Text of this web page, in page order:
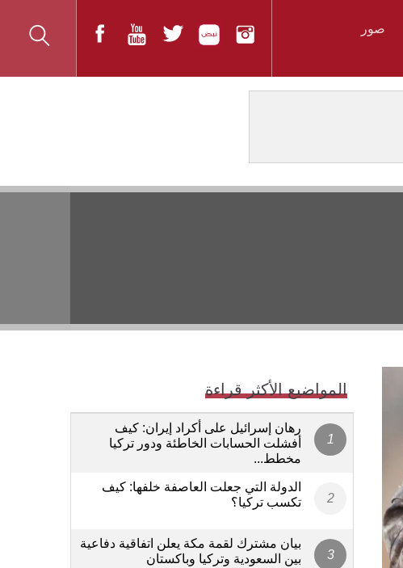
صور
المواضيع الأكثر قراءة
رهان إسرائيل على أكراد إيران: كيف
أفشلت الحسابات الخاطئة ودور تركيا
مخطط...
الدولة التي جعلت العاصفة خلفها: كيف
تكسب تركيا؟
بيان مشترك لقمة مكة يعلن اتفاقية دفاعية
بين السعودية وتركيا وباكستان